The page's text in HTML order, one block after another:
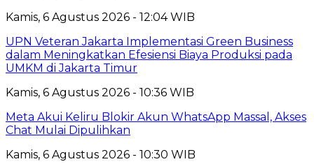
Kamis, 6 Agustus 2026 - 12:04 WIB
UPN Veteran Jakarta Implementasi Green Business
dalam Meningkatkan Efesiensi Biaya Produksi pada
UMKM di Jakarta Timur
Kamis, 6 Agustus 2026 - 10:36 WIB
Meta Akui Keliru Blokir Akun WhatsApp Massal, Akses
Chat Mulai Dipulihkan
Kamis, 6 Agustus 2026 - 10:30 WIB